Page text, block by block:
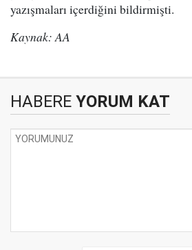
yazışmaları içerdiğini bildirmişti.
Kaynak: AA
HABERE YORUM KAT